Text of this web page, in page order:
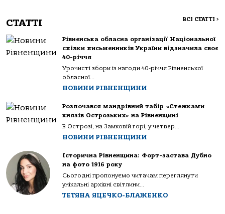
СТАТТІ ВСІ СТАТТІ >
Рівненська обласна організації Національної
спілки письменників України відзначила своє
40-річчя
Урочисті збори із нагоди 40-річчя Рівненської
обласної...
НОВИНИ РІВНЕНЩИНИ
Розпочався мандрівний табір «Стежками
князів Острозьких» на Рівненщині
В Острозі, на Замковій горі, у четвер...
НОВИНИ РІВНЕНЩИНИ
Історична Рівненщина: Форт-застава Дубно
на фото 1916 року
Сьогодні пропонуємо читачам переглянути
унікальні архівні світлини...
ТЕТЯНА ЯЦЕЧКО-БЛАЖЕНКО